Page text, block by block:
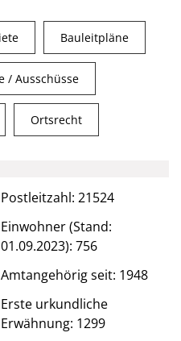
Bauleitpläne
/ Ausschüsse
Ortsrecht
Postleitzahl: 21524
Einwohner (Stand:
01.09.2023): 756
Amtangehörig seit: 1948
Erste urkundliche
Erwähnung: 1299